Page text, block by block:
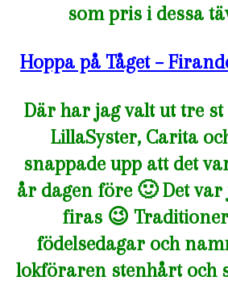
som pris i dessa
Hoppa på Tåget –
Där har jag valt ut tre st
LillaSyster, Carita
snappade upp att det
år dagen före 🙂 Det var
firas 😉
födelsedagar och
lokföraren stenhårt och